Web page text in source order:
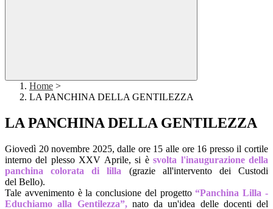
Home >
LA PANCHINA DELLA GENTILEZZA
LA PANCHINA DELLA GENTILEZZA
Giovedì 20 novembre 2025, dalle ore 15 alle ore 16 presso il cortile
interno del plesso XXV Aprile, si èsvolta l'inaugurazione della
panchina colorata di lilla (grazie all'intervento dei Custodi
del Bello).
Tale avvenimento è la conclusione del progetto“Panchina Lilla -
Educhiamo alla Gentilezza”, nato da un'idea delle docenti del